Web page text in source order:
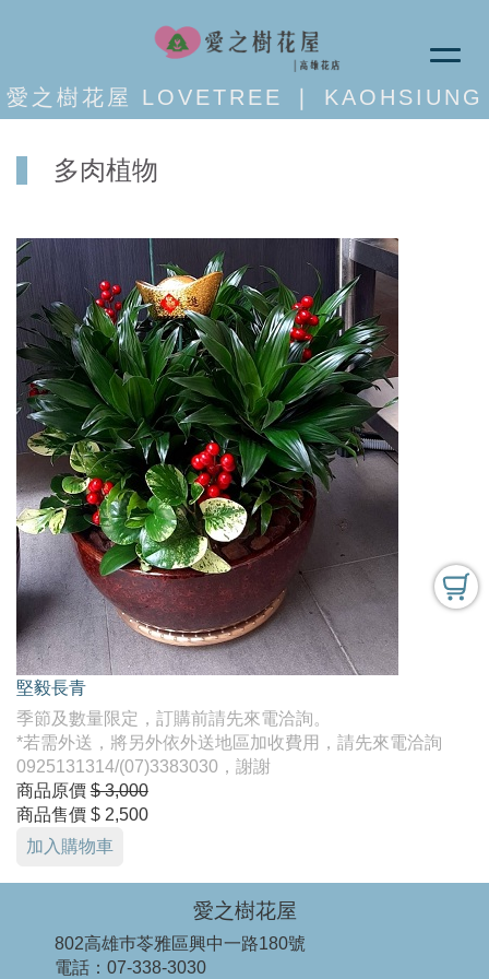
愛之樹花屋 LOVETREE ❘ KAOHSIUNG
多肉植物
堅毅長青
季節及數量限定，訂購前請先來電洽詢。
*若需外送，將另外依外送地區加收費用，請先來電洽詢
0925131314/(07)3383030，謝謝
商品原價 $ 3,000
商品售價 $ 2,500
加入購物車
愛之樹花屋
802高雄巿苓雅區興中一路180號
電話： 07-338-3030